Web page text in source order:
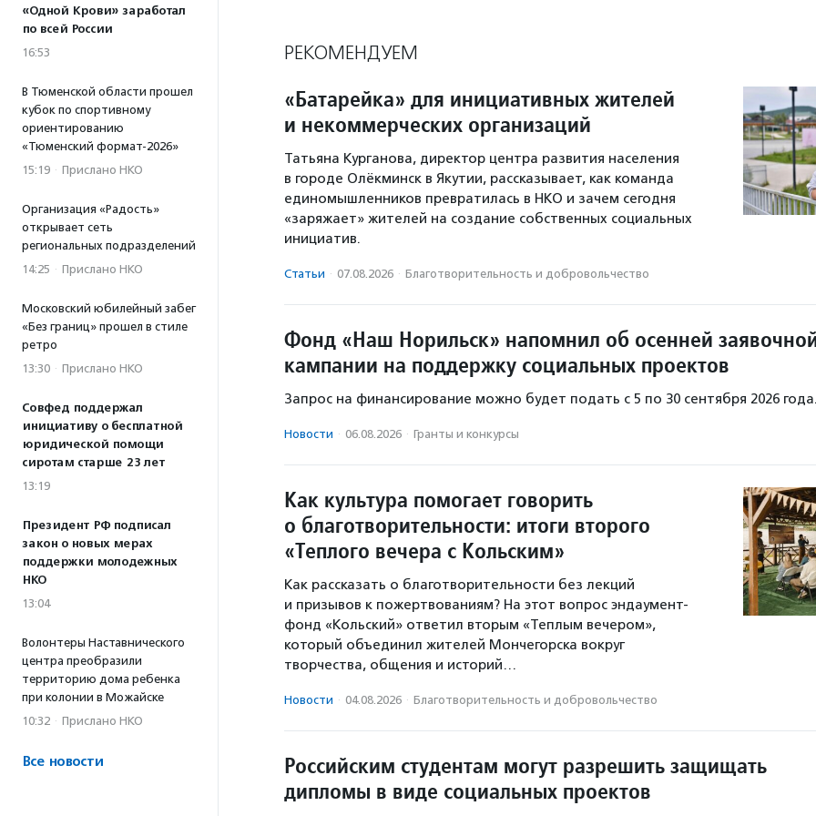
«Одной Крови» заработал
по всей России
16:53
В Тюменской области прошел
кубок по спортивному
ориентированию
«Тюменский формат-2026»
15:19 · Прислано НКО
Организация «Радость»
открывает сеть
региональных подразделений
14:25 · Прислано НКО
Московский юбилейный забег
«Без границ» прошел в стиле
ретро
13:30 · Прислано НКО
Совфед поддержал
инициативу о бесплатной
юридической помощи
сиротам старше 23 лет
13:19
Президент РФ подписал
закон о новых мерах
поддержки молодежных
НКО
13:04
Волонтеры Наставнического
центра преобразили
территорию дома ребенка
при колонии в Можайске
10:32 · Прислано НКО
Все новости
РЕКОМЕНДУЕМ
«Батарейка» для инициативных жителей
и некоммерческих организаций
Татьяна Курганова, директор центра развития населения
в городе Олёкминск в Якутии, рассказывает, как команда
единомышленников превратилась в НКО и зачем сегодня
«заряжает» жителей на создание собственных социальных
инициатив.
Статьи · 07.08.2026 · Благотвори­тель­ность и доброволь­чест­во
Фонд «Наш Норильск» напомнил об осенней
кампании на поддержку социальных проектов
Запрос на финансирование можно будет подать с 5 по 30 сентября 2026
Новости · 06.08.2026 · Гранты и конкурсы
Как культура помогает говорить
о благотворительности: итоги второго
«Теплого вечера с Кольским»
Как рассказать о благотворительности без лекций
и призывов к пожертвованиям? На этот вопрос эндаумент-
фонд «Кольский» ответил вторым «Теплым вечером»,
который объединил жителей Мончегорска вокруг
творчества, общения и историй…
Новости · 04.08.2026 · Благотвори­тель­ность и доброволь­чест­во
Российским студентам могут разрешить защищать
дипломы в виде социальных проектов